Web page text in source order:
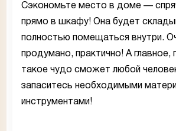
Сэкономьте место в доме —
прямо в шкафу! Она будет
полностью помещаться внутри.
продумано, практично! А главное,
такое чудо сможет любой
запаситесь необходимыми
инструментами!